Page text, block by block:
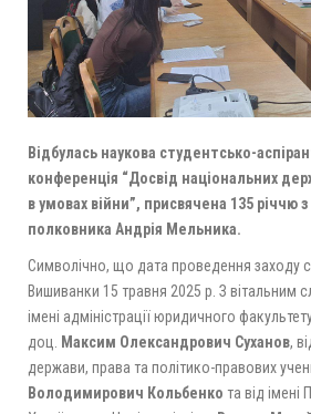
Відбулась наукова студентсько-
конференція “Досвід національних
в умовах війни”, присвячена 135 річчю
полковника Андрія Мельника.
Символічно, що дата проведення заходу
Вишиванки 15 травня 2025 р. З вітальним
імені адміністрації юридичного
доц. Максим Олександрович Суханов,
держави, права та політико-правових
Володимирович Кольбенко та від імені